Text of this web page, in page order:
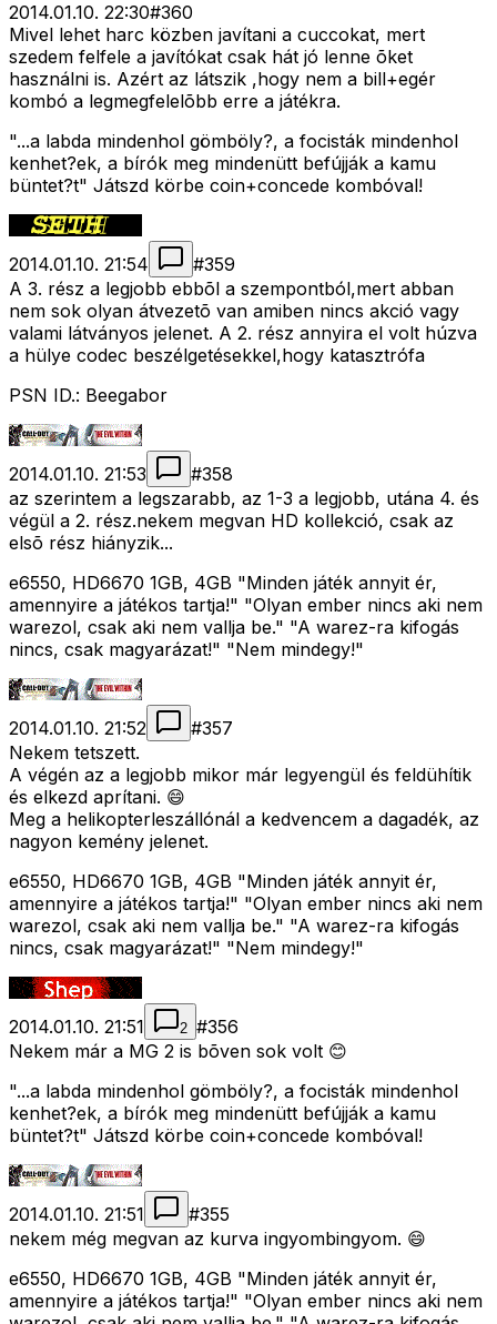
2014.01.10. 22:30#360
Mivel lehet harc közben javítani a cuccokat, mert
szedem felfele a javítókat csak hát jó lenne õket
használni is. Azért az látszik ,hogy nem a bill+egér
kombó a legmegfelelõbb erre a játékra.
"...a labda mindenhol gömböly?, a focisták mindenhol
kenhet?ek, a bírók meg mindenütt befújják a kamu
büntet?t" Játszd körbe coin+concede kombóval!
2014.01.10. 21:54 #359
A 3. rész a legjobb ebbõl a szempontból,mert abban
nem sok olyan átvezetõ van amiben nincs akció vagy
valami látványos jelenet. A 2. rész annyira el volt húzva
a hülye codec beszélgetésekkel,hogy katasztrófa
PSN ID.: Beegabor
2014.01.10. 21:53 #358
az szerintem a legszarabb, az 1-3 a legjobb, utána 4. és
végül a 2. rész.nekem megvan HD kollekció, csak az
elsõ rész hiányzik...
e6550, HD6670 1GB, 4GB "Minden játék annyit ér,
amennyire a játékos tartja!" "Olyan ember nincs aki nem
warezol, csak aki nem vallja be." "A warez-ra kifogás
nincs, csak magyarázat!" "Nem mindegy!"
2014.01.10. 21:52 #357
Nekem tetszett.
A végén az a legjobb mikor már legyengül és feldühítik
és elkezd aprítani. 😄
Meg a helikopterleszállónál a kedvencem a dagadék, az
nagyon kemény jelenet.
e6550, HD6670 1GB, 4GB "Minden játék annyit ér,
amennyire a játékos tartja!" "Olyan ember nincs aki nem
warezol, csak aki nem vallja be." "A warez-ra kifogás
nincs, csak magyarázat!" "Nem mindegy!"
2014.01.10. 21:51 2 #356
Nekem már a MG 2 is bõven sok volt 😊
"...a labda mindenhol gömböly?, a focisták mindenhol
kenhet?ek, a bírók meg mindenütt befújják a kamu
büntet?t" Játszd körbe coin+concede kombóval!
2014.01.10. 21:51 #355
nekem még megvan az kurva ingyombingyom. 😄
e6550, HD6670 1GB, 4GB "Minden játék annyit ér,
amennyire a játékos tartja!" "Olyan ember nincs aki nem